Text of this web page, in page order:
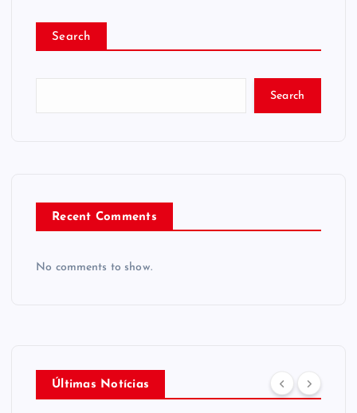
Search
Search
Recent Comments
No comments to show.
Últimas Notícias